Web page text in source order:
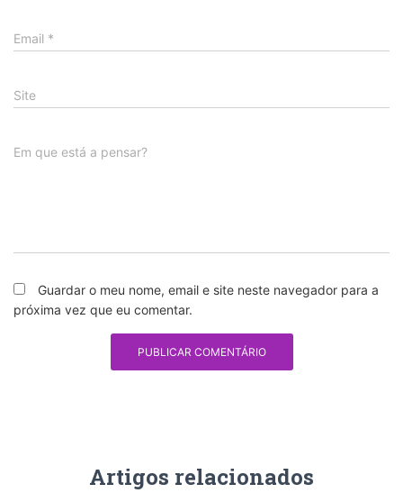
Email *
Site
Em que está a pensar?
Guardar o meu nome, email e site neste navegador para a
próxima vez que eu comentar.
Artigos relacionados